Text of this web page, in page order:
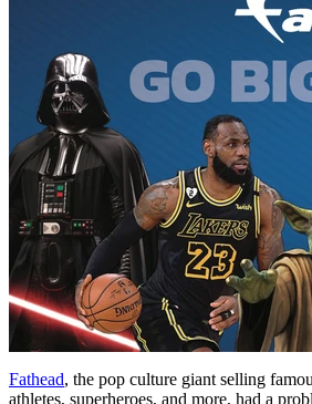
Fathead, the pop culture giant selling
athletes, superheroes, and more, had a